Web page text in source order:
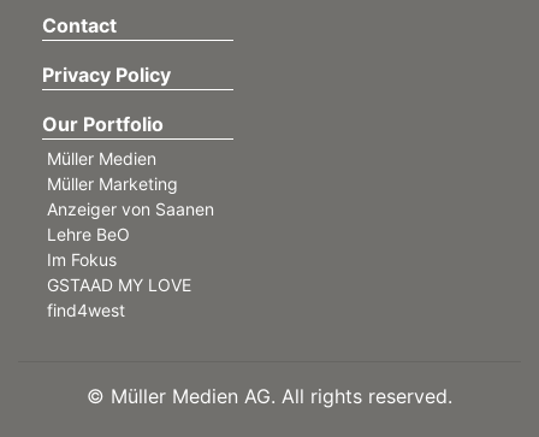
Contact
Privacy Policy
Our Portfolio
Müller Medien
Müller Marketing
Anzeiger von Saanen
Lehre BeO
Im Fokus
GSTAAD MY LOVE
find4west
© Müller Medien AG. All rights reserved.